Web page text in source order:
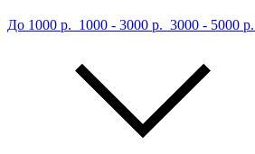
До 1000 р. 1000 - 3000 р. 3000 - 5000 р.